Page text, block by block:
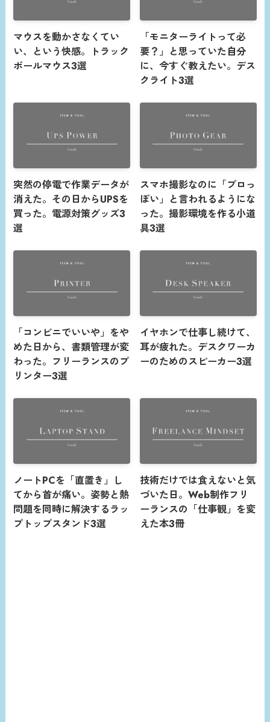
マウスを動かさなくてい
い、という快感。トラック
ボールマウス3選
「モニターライトって必
要？」と思っていた自分
に、今すぐ教えたい。デス
クライト3選
突然の停電で作業データが
消えた。その日からUPSを
買った。電源対策グッズ3
選
スマホ撮影なのに「プロっ
ぽい」と言われるようにな
った。撮影環境を作る小道
具3選
「コンビニでいいや」をや
めた日から、書類管理が変
わった。フリーランスのプ
リンター3選
イヤホンで仕事し続けて、
耳が疲れた。デスクワーカ
ーのためのスピーカー3選
ノートPCを「直置き」し
てから首が痛い。姿勢と熱
問題を同時に解決するラッ
プトップスタンド3選
技術だけでは食えないと気
づいた日。Web制作フリ
ーランスの「仕事観」を変
えた本3冊